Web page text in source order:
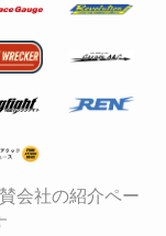
会社の紹介ペー